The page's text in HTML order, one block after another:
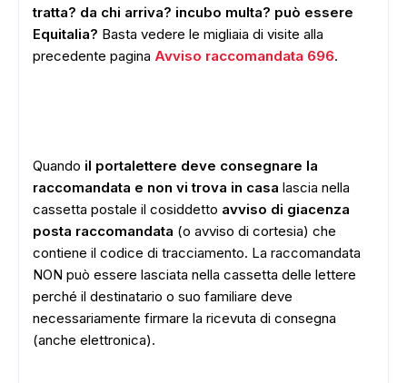
tratta? da chi arriva? incubo multa? può essere
Equitalia? Basta vedere le migliaia di visite alla
precedente pagina Avviso raccomandata 696.
Quando il portalettere deve consegnare la
raccomandata e non vi trova in casa lascia nella
cassetta postale il cosiddetto avviso di giacenza
posta raccomandata (o avviso di cortesia) che
contiene il codice di tracciamento. La raccomandata
NON può essere lasciata nella cassetta delle lettere
perché il destinatario o suo familiare deve
necessariamente firmare la ricevuta di consegna
(anche elettronica).